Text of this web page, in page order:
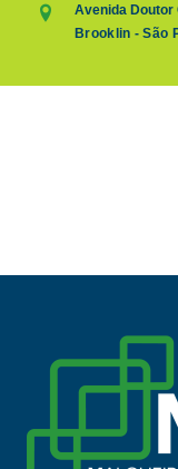
Avenida Doutor
Brooklin - São